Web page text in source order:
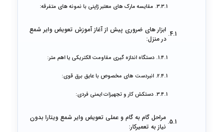
مقایسه مارک های معتبر ژاپنی با نمونه های متفرقه:
ابزار های ضروری پیش از آغاز آموزش تعویض وایر شمع
در منزل:
دستگاه اندازه گیری مقاومت الکتریکی یا اهم متر:
انبردست های مخصوص با عایق برق قوی:
دستکش کار و تجهیزات ایمنی فردی:
مراحل گام به گام و عملی تعویض وایر شمع ویتارا بدون
نیاز به تعمیرکار: